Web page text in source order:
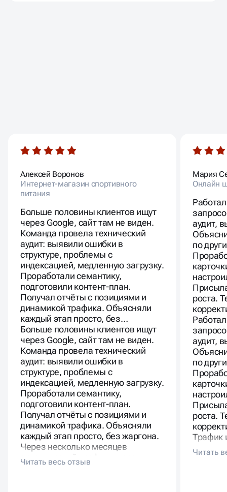
Алексей Воронов
Интернет-магазин спортивного
питания
Больше половины клиентов ищут
через Google, сайт там не виден.
Команда провела технический
аудит: выявили ошибки в
структуре, проблемы с
индексацией, медленную загрузку.
Проработали семантику,
подготовили контент-план.
Получал отчёты с позициями и
динамикой трафика. Объясняли
каждый этап просто, без…
Больше половины клиентов ищут
через Google, сайт там не виден.
Команда провела технический
аудит: выявили ошибки в
структуре, проблемы с
индексацией, медленную загрузку.
Проработали семантику,
подготовили контент-план.
Получал отчёты с позициями и
динамикой трафика. Объясняли
каждый этап просто, без жаргона.
Через несколько месяцев
органический трафик вырос
заметно, появились заявки с
Мария
Онлайн
аудит,
по
роста.
аудит,
по
роста.
Трафик
новой